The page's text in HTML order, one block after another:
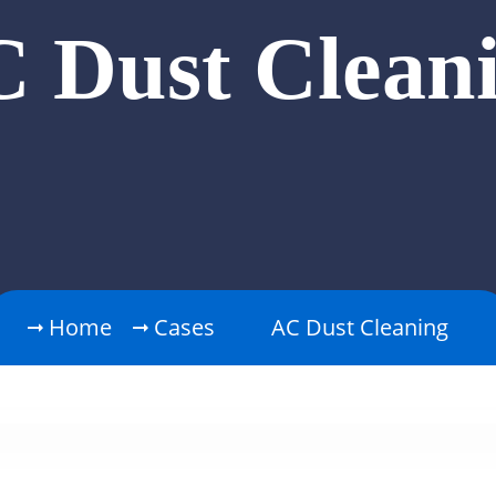
Dust
Home Cases AC Dust Cleaning